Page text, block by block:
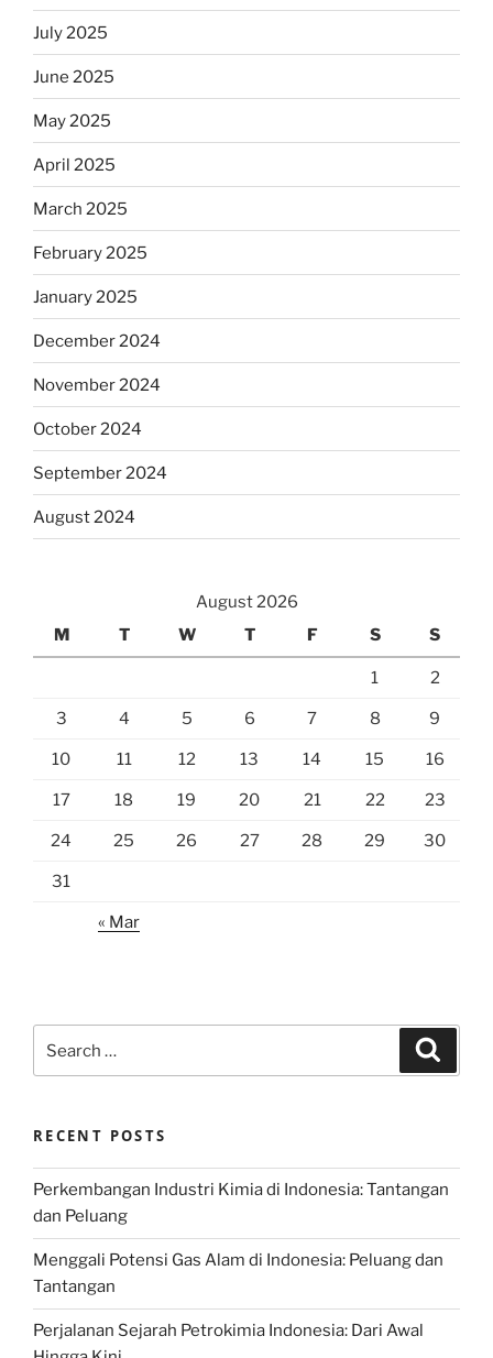
July 2025
June 2025
May 2025
April 2025
March 2025
February 2025
January 2025
December 2024
November 2024
October 2024
September 2024
August 2024
August 2026
M
T W T F S S
1 2
3 4 5 6 7 8 9
10 11 12 13 14 15 16
17 18 19 20 21 22 23
24 25 26 27 28 29 30
31
« Mar
for:
RECENT POSTS
Perkembangan Industri Kimia di Indonesia: Tantangan
dan Peluang
Menggali Potensi Gas Alam di Indonesia: Peluang dan
Tantangan
Perjalanan Sejarah Petrokimia Indonesia: Dari Awal